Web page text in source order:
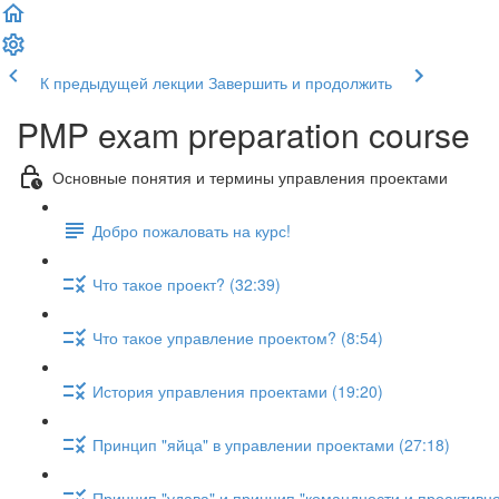
К предыдущей лекции Завершить и продолжить
PMP exam preparation course
Основные понятия и термины управления проектами
Добро пожаловать на курс!
Что такое проект? (32:39)
Что такое управление проектом? (8:54)
История управления проектами (19:20)
Принцип "яйца" в управлении проектами (27:18)